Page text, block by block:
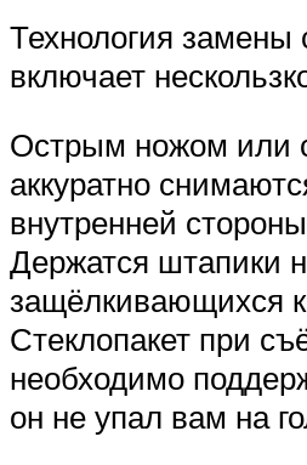
Технология замены
включает
Острым ножом или
аккуратно
внутренней
Держатся штапики
защёлкивающихся
Стеклопакет при
необходимо
он не упал вам на